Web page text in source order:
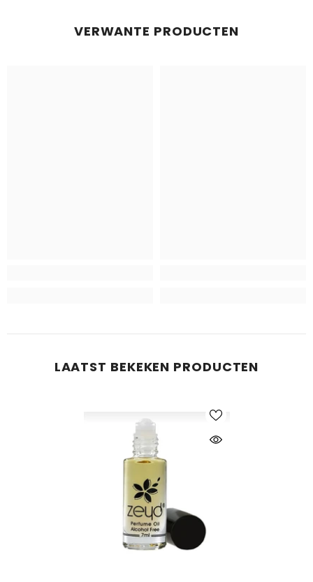
VERWANTE PRODUCTEN
LAATST BEKEKEN PRODUCTEN